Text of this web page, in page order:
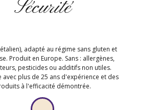
Sécurité
adapté au régime sans gluten et
Produit en Europe. Sans : allergènes,
pesticides ou additifs non utiles.
avec plus de 25 ans d'expérience et des
à l'efficacité démontrée.